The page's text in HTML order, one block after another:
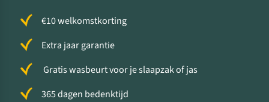
€10 welkomstkorting
Extra jaar garantie
Gratis wasbeurt voor je slaapzak of jas
365 dagen bedenktijd